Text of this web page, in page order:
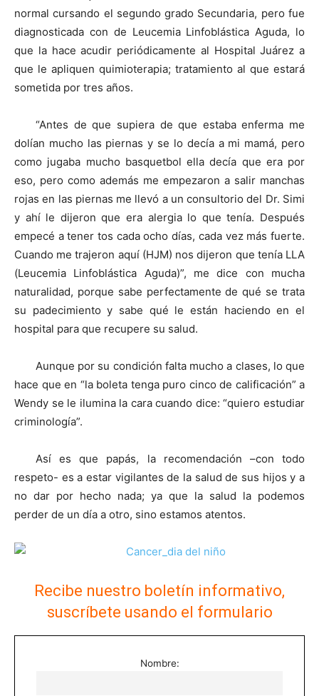
normal cursando el segundo grado Secundaria, pero fue
diagnosticada con de Leucemia Linfoblástica Aguda, lo
que la hace acudir periódicamente al Hospital Juárez a
que le apliquen quimioterapia; tratamiento al que estará
sometida por tres años.
“Antes de que supiera de que estaba enferma me
dolían mucho las piernas y se lo decía a mi mamá, pero
como jugaba mucho basquetbol ella decía que era por
eso, pero como además me empezaron a salir manchas
rojas en las piernas me llevó a un consultorio del Dr. Simi
y ahí le dijeron que era alergia lo que tenía. Después
empecé a tener tos cada ocho días, cada vez más fuerte.
Cuando me trajeron aquí (HJM) nos dijeron que tenía LLA
(Leucemia Linfoblástica Aguda)”, me dice con mucha
naturalidad, porque sabe perfectamente de qué se trata
su padecimiento y sabe qué le están haciendo en el
hospital para que recupere su salud.
Aunque por su condición falta mucho a clases, lo que
hace que en “la boleta tenga puro cinco de calificación” a
Wendy se le ilumina la cara cuando dice: “quiero estudiar
criminología”.
Así es que papás, la recomendación –con todo
respeto- es a estar vigilantes de la salud de sus hijos y a
no dar por hecho nada; ya que la salud la podemos
perder de un día a otro, sino estamos atentos.
Recibe nuestro boletín informativo,
suscríbete usando el formulario
Nombre: